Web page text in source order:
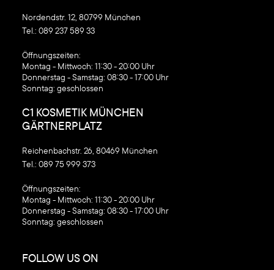
Nordendstr. 12, 80799 München
Tel.: 089 237 589 33
‍Öffnungszeiten:
Montag - Mittwoch: 11:30 - 20:00 Uhr
Donnerstag - Samstag: 08:30 - 17:00 Uhr
Sonntag: geschlossen
C1 KOSMETIK MÜNCHEN
GÄRTNERPLATZ
Reichenbachstr. 26, 80469 München
Tel.: 089 75 999 373
‍Öffnungszeiten:
Montag - Mittwoch: 11:30 - 20:00 Uhr
Donnerstag - Samstag: 08:30 - 17:00 Uhr
Sonntag: geschlossen
FOLLOW US ON